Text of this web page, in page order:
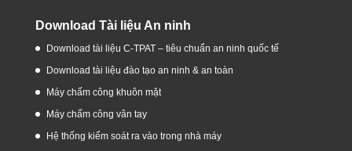
Download Tài liệu An ninh
Download tài liệu C-TPAT – tiêu chuẩn an ninh quốc tế
Download tài liệu đào tạo an ninh & an toàn
Máy chấm công khuôn mặt
Máy chấm công vân tay
Hệ thống kiểm soát ra vào trong nhà máy